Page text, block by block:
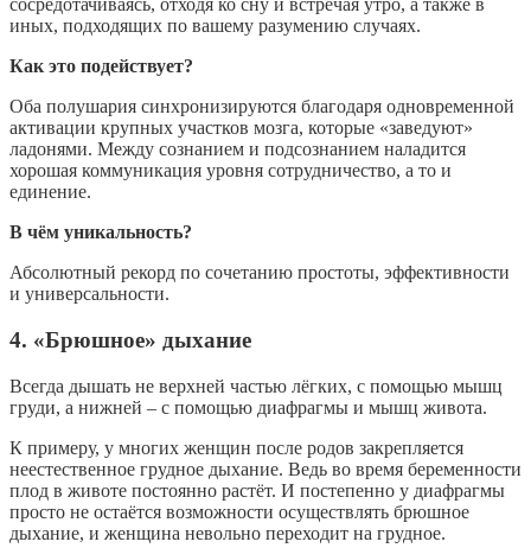
сосредотачиваясь, отходя ко сну и встречая утро, а также в
иных, подходящих по вашему разумению случаях.
Как это подействует?
Оба полушария синхронизируются благодаря одновременной
активации крупных участков мозга, которые «заведуют»
ладонями. Между сознанием и подсознанием наладится
хорошая коммуникация уровня сотрудничество, а то и
единение.
В чём уникальность?
Абсолютный рекорд по сочетанию простоты, эффективности
и универсальности.
4. «Брюшное» дыхание
Всегда дышать не верхней частью лёгких, с помощью мышц
груди, а нижней – с помощью диафрагмы и мышц живота.
К примеру, у многих женщин после родов закрепляется
неестественное грудное дыхание. Ведь во время беременности
плод в животе постоянно растёт. И постепенно у диафрагмы
просто не остаётся возможности осуществлять брюшное
дыхание, и женщина невольно переходит на грудное.